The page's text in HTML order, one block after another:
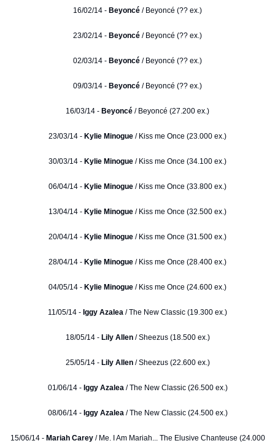
16/02/14 - Beyoncé / Beyoncé (?? ex.)
23/02/14 - Beyoncé / Beyoncé (?? ex.)
02/03/14 - Beyoncé / Beyoncé (?? ex.)
09/03/14 - Beyoncé / Beyoncé (?? ex.)
16/03/14 - Beyoncé / Beyoncé (27.200 ex.)
23/03/14 - Kylie Minogue / Kiss me Once (23.000 ex.)
30/03/14 - Kylie Minogue / Kiss me Once (34.100 ex.)
06/04/14 - Kylie Minogue / Kiss me Once (33.800 ex.)
13/04/14 - Kylie Minogue / Kiss me Once (32.500 ex.)
20/04/14 - Kylie Minogue / Kiss me Once (31.500 ex.)
28/04/14 - Kylie Minogue / Kiss me Once (28.400 ex.)
04/05/14 - Kylie Minogue / Kiss me Once (24.600 ex.)
11/05/14 - Iggy Azalea / The New Classic (19.300 ex.)
18/05/14 - Lily Allen/ Sheezus (18.500 ex.)
25/05/14 - Lily Allen/ Sheezus (22.600 ex.)
01/06/14 - Iggy Azalea/ The New Classic (26.500 ex.)
08/06/14 - Iggy Azalea/ The New Classic (24.500 ex.)
15/06/14 - Mariah Carey/ Me. I Am Mariah... The Elusive Chanteuse (24.000